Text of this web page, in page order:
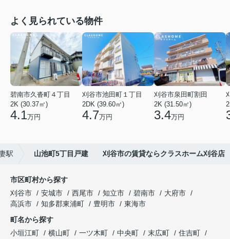
よく見られている物件
碧南市久沓町４丁目
2K (30.37㎡)
4.1万円
刈谷市池田町１丁目
2DK (39.60㎡)
4.7万円
刈谷市泉田町割田
2K (31.50㎡)
3.4万円
駅 山池町5丁目戸建 刈谷市の賃貸ならクラスホーム刈谷店
市区町村から探す
刈谷市
安城市 西尾市 知立市 碧南市
大府市
高浜市
知多郡東浦町 豊明市
東海市
町名から探す
小垣江町
横山町 一ツ木町 中央町 末広町
住吉町